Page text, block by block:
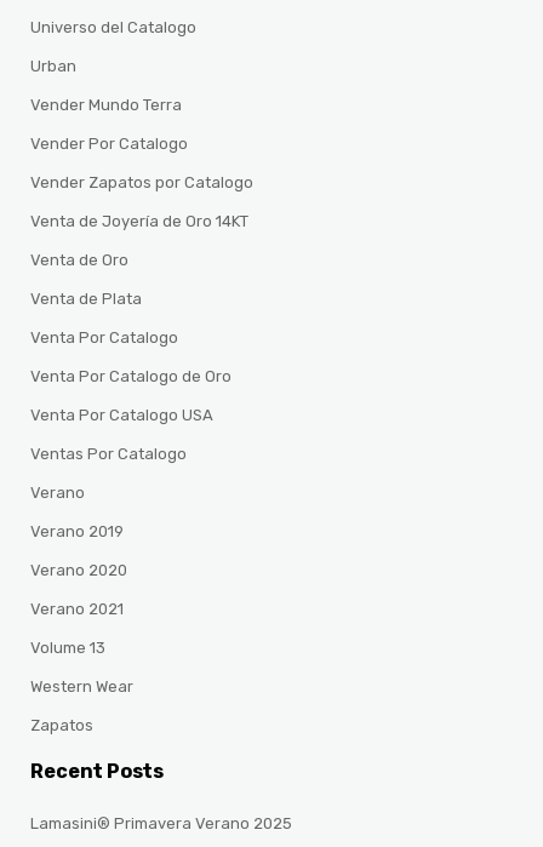
Universo del Catalogo
Urban
Vender Mundo Terra
Vender Por Catalogo
Vender Zapatos por Catalogo
Venta de Joyería de Oro 14KT
Venta de Oro
Venta de Plata
Venta Por Catalogo
Venta Por Catalogo de Oro
Venta Por Catalogo USA
Ventas Por Catalogo
Verano
Verano 2019
Verano 2020
Verano 2021
Volume 13
Western Wear
Zapatos
Recent Posts
Lamasini® Primavera Verano 2025